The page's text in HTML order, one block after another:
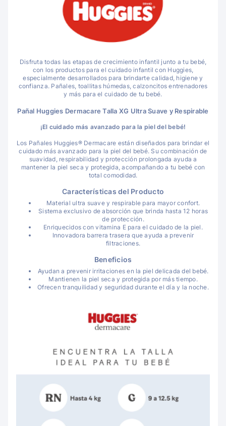
Disfruta todas las etapas de crecimiento infantil junto a tu bebé,
con los productos para el cuidado infantil con Huggies,
especialmente desarrollados para brindarte calidad, higiene y
confianza. Pañales, toallitas húmedas, calzoncitos entrenadores
y más para el cuidado de tu bebé.
Pañal Huggies Dermacare Talla XG Ultra Suave y Respirable
¡El cuidado más avanzado para la piel del bebé!
Los Pañales Huggies® Dermacare están diseñados para brindar el
cuidado más avanzado para la piel del bebé. Su combinación de
suavidad, respirabilidad y protección prolongada ayuda a
mantener la piel seca y protegida, acompañando a tu bebé con
total comodidad.
Características del Producto
Material ultra suave y respirable para mayor confort.
Sistema exclusivo de absorción que brinda hasta 12 horas
de protección.
Enriquecidos con vitamina E para el cuidado de la piel.
Innovadora barrera trasera que ayuda a prevenir
filtraciones.
Beneficios
Ayudan a prevenir irritaciones en la piel delicada del bebé.
Mantienen la piel seca y protegida por más tiempo.
Ofrecen tranquilidad y seguridad durante el día y la noche.